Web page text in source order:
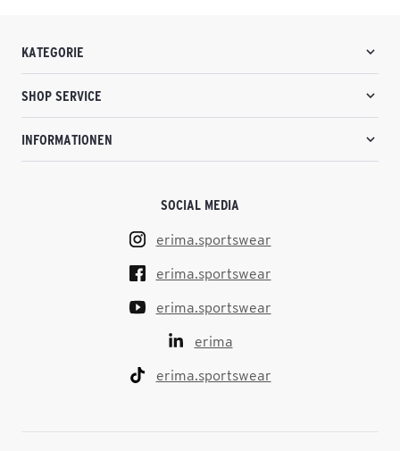
KATEGORIE
SHOP SERVICE
INFORMATIONEN
SOCIAL MEDIA
erima.sportswear
erima.sportswear
erima.sportswear
erima
erima.sportswear